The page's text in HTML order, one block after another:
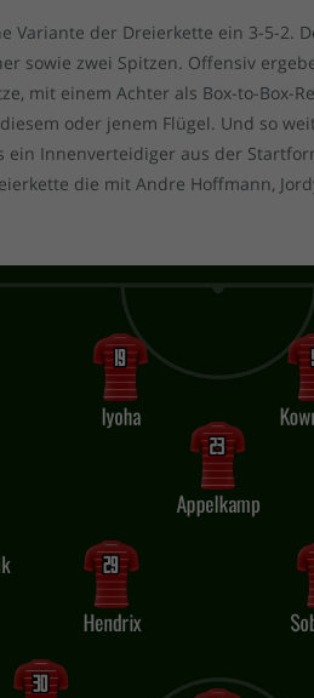
Variante der Dreierkette ein 3-5-2.
sowie zwei Spitzen. Offensiv
mit einem Achter als Box-to-Box-
oder jenem Flügel. Und so
ein Innenverteidiger aus der
die mit Andre Hoffmann,